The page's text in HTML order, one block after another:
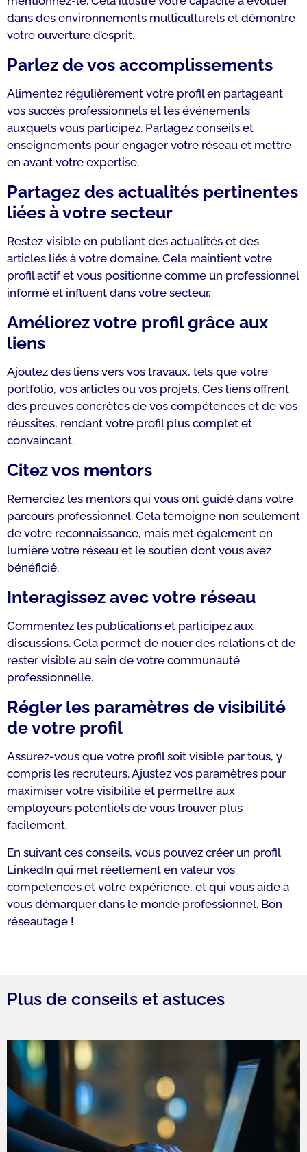
dans des environnements multiculturels et démontre
votre ouverture d’esprit.
Parlez de vos accomplissements
Alimentez régulièrement votre profil en partageant
vos succès professionnels et les événements
auxquels vous participez. Partagez conseils et
enseignements pour engager votre réseau et mettre
en avant votre expertise.
Partagez des actualités pertinentes
liées à votre secteur
Restez visible en publiant des actualités et des
articles liés à votre domaine. Cela maintient votre
profil actif et vous positionne comme un professionnel
informé et influent dans votre secteur.
Améliorez votre profil grâce aux
liens
Ajoutez des liens vers vos travaux, tels que votre
portfolio, vos articles ou vos projets. Ces liens offrent
des preuves concrètes de vos compétences et de vos
réussites, rendant votre profil plus complet et
convaincant.
Citez vos mentors
Remerciez les mentors qui vous ont guidé dans votre
parcours professionnel. Cela témoigne non seulement
de votre reconnaissance, mais met également en
lumière votre réseau et le soutien dont vous avez
bénéficié.
Interagissez avec votre réseau
Commentez les publications et participez aux
discussions. Cela permet de nouer des relations et de
rester visible au sein de votre communauté
professionnelle.
Régler les paramètres de visibilité
de votre profil
Assurez-vous que votre profil soit visible par tous, y
compris les recruteurs. Ajustez vos paramètres pour
maximiser votre visibilité et permettre aux
employeurs potentiels de vous trouver plus
facilement.
En suivant ces conseils, vous pouvez créer un profil
LinkedIn qui met réellement en valeur vos
compétences et votre expérience, et qui vous aide à
vous démarquer dans le monde professionnel. Bon
réseautage !
Plus de conseils et astuces